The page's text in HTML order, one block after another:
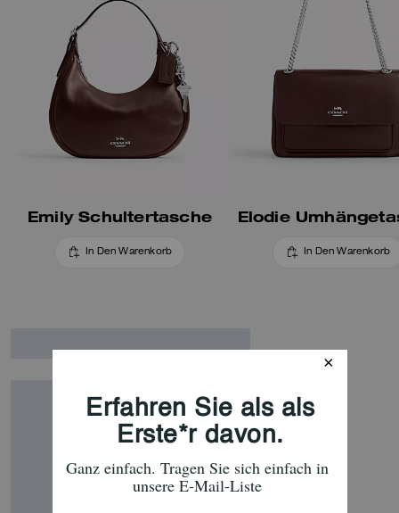
Emily Schultertasche
In Den Warenkorb
Elodie
In Den Warenkorb